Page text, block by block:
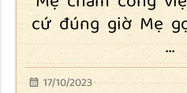
cứ đúng giờ Mẹ
...
17/10/2023